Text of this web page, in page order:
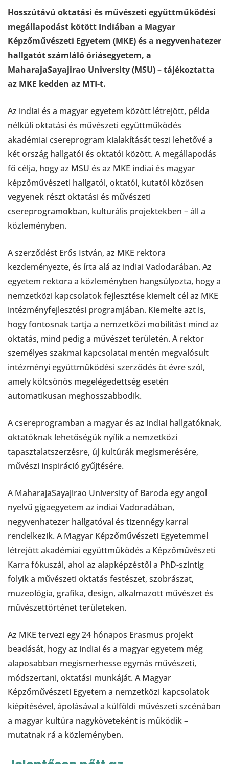
Hosszútávú oktatási és művészeti együttműködési
megállapodást kötött Indiában a Magyar
Képzőművészeti Egyetem (MKE) és a negyvenhatezer
hallgatót számláló óriásegyetem, a
MaharajaSayajirao University (MSU) – tájékoztatta
az MKE kedden az MTI-t.
Az indiai és a magyar egyetem között létrejött, példa
nélküli oktatási és művészeti együttműködés
akadémiai csereprogram kialakítását teszi lehetővé a
két ország hallgatói és oktatói között. A megállapodás
fő célja, hogy az MSU és az MKE indiai és magyar
képzőművészeti hallgatói, oktatói, kutatói közösen
vegyenek részt oktatási és művészeti
csereprogramokban, kulturális projektekben – áll a
közleményben.
A szerződést Erős István, az MKE rektora
kezdeményezte, és írta alá az indiai Vadodarában. Az
egyetem rektora a közleményben hangsúlyozta, hogy a
nemzetközi kapcsolatok fejlesztése kiemelt cél az MKE
intézményfejlesztési programjában. Kiemelte azt is,
hogy fontosnak tartja a nemzetközi mobilitást mind az
oktatás, mind pedig a művészet területén. A rektor
személyes szakmai kapcsolatai mentén megvalósult
intézményi együttműködési szerződés öt évre szól,
amely kölcsönös megelégedettség esetén
automatikusan meghosszabbodik.
A csereprogramban a magyar és az indiai hallgatóknak,
oktatóknak lehetőségük nyílik a nemzetközi
tapasztalatszerzésre, új kultúrák megismerésére,
művészi inspiráció gyűjtésére.
A MaharajaSayajirao University of Baroda egy angol
nyelvű gigaegyetem az indiai Vadoradában,
negyvenhatezer hallgatóval és tizennégy karral
rendelkezik. A Magyar Képzőművészeti Egyetemmel
létrejött akadémiai együttműködés a Képzőművészeti
Karra fókuszál, ahol az alapképzéstől a PhD-szintig
folyik a művészeti oktatás festészet, szobrászat,
muzeológia, grafika, design, alkalmazott művészet és
művészettörténet területeken.
Az MKE tervezi egy 24 hónapos Erasmus projekt
beadását, hogy az indiai és a magyar egyetem még
alaposabban megismerhesse egymás művészeti,
módszertani, oktatási munkáját. A Magyar
Képzőművészeti Egyetem a nemzetközi kapcsolatok
kiépítésével, ápolásával a külföldi művészeti szcénában
a magyar kultúra nagyköveteként is működik –
mutatnak rá a közleményben.